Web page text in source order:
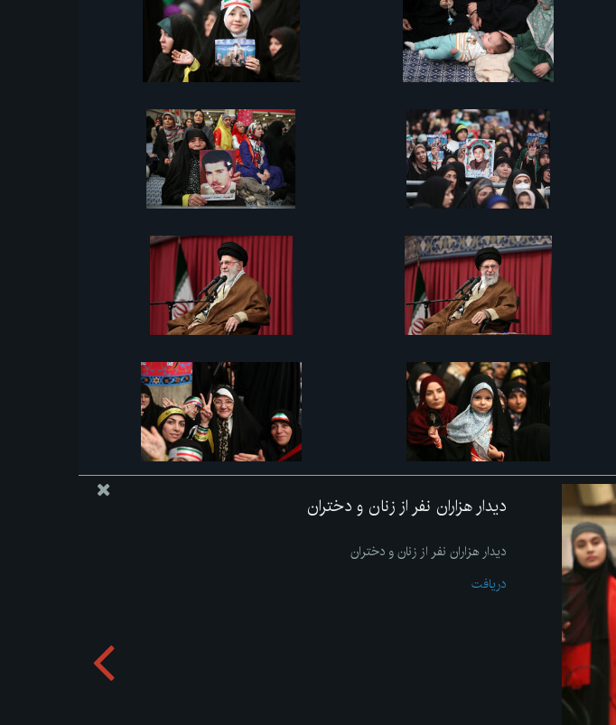
دیدار هزاران نفر از زنان و دختران
دیدار هزاران نفر از زنان و دختران
دریافت